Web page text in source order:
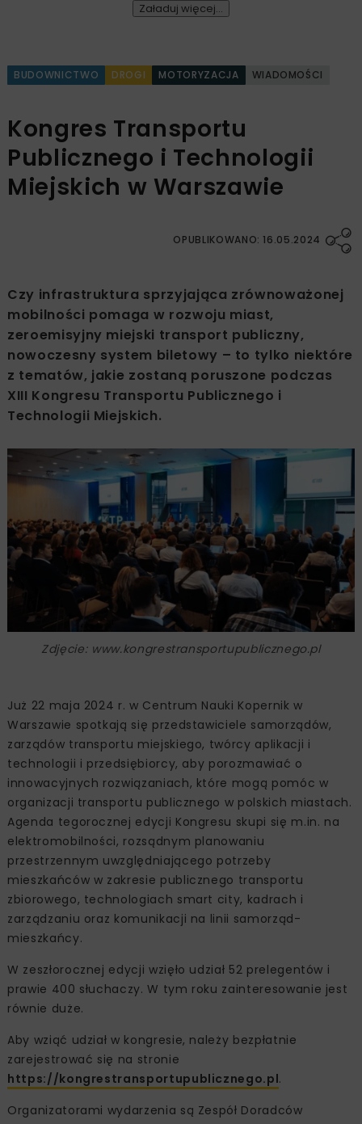
Załaduj więcej...
BUDOWNICTWO DROGI MOTORYZACJA WIADOMOŚCI
Kongres Transportu
Publicznego i Technologii
Miejskich w Warszawie
OPUBLIKOWANO: 16.05.2024
Czy infrastruktura sprzyjająca zrównoważonej
mobilności pomaga w rozwoju miast,
zeroemisyjny miejski transport publiczny,
nowoczesny system biletowy – to tylko niektóre
z tematów, jakie zostaną poruszone podczas
XIII Kongresu Transportu Publicznego i
Technologii Miejskich.
Zdjęcie: www.kongrestransportupublicznego.pl
Już 22 maja 2024 r. w Centrum Nauki Kopernik w
Warszawie spotkają się przedstawiciele samorządów,
zarządów transportu miejskiego, twórcy aplikacji i
technologii i przedsiębiorcy, aby porozmawiać o
innowacyjnych rozwiązaniach, które mogą pomóc w
organizacji transportu publicznego w polskich miastach.
Agenda tegorocznej edycji Kongresu skupi się m.in. na
elektromobilności, rozsądnym planowaniu
przestrzennym uwzględniającego potrzeby
mieszkańców w zakresie publicznego transportu
zbiorowego, technologiach smart city, kadrach i
zarządzaniu oraz komunikacji na linii samorząd-
mieszkańcy.
W zeszłorocznej edycji wzięło udział 52 prelegentów i
prawie 400 słuchaczy. W tym roku zainteresowanie jest
równie duże.
Aby wziąć udział w kongresie, należy bezpłatnie
zarejestrować się na stronie
https://kongrestransportupublicznego.pl.
Organizatorami wydarzenia są Zespół Doradców